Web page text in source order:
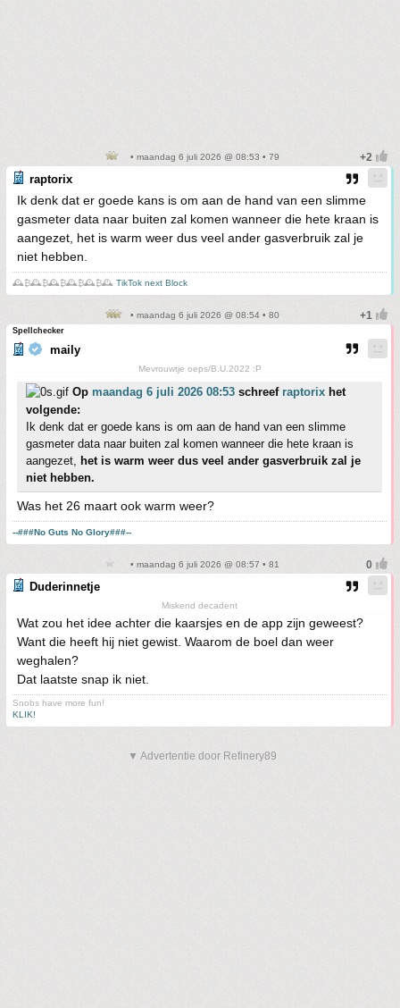
• maandag 6 juli 2026 @ 08:53 • 79
raptorix
Ik denk dat er goede kans is om aan de hand van een slimme
gasmeter data naar buiten zal komen wanneer die hete kraan is
aangezet, het is warm weer dus veel ander gasverbruik zal je
niet hebben.
🕰️₿🕰️₿🕰️₿🕰️₿🕰️₿🕰️ TikTok next Block
• maandag 6 juli 2026 @ 08:54 • 80
Spellchecker
maily
Mevrouwtje oeps/B.U.2022 :P
Op maandag 6 juli 2026 08:53 schreef raptorix het
volgende:
Ik denk dat er goede kans is om aan de hand van een slimme
gasmeter data naar buiten zal komen wanneer die hete kraan is
aangezet, het is warm weer dus veel ander gasverbruik zal je
niet hebben.
Was het 26 maart ook warm weer?
--###No Guts No Glory###--
• maandag 6 juli 2026 @ 08:57 • 81
Duderinnetje
Miskend decadent
Wat zou het idee achter die kaarsjes en de app zijn geweest?
Want die heeft hij niet gewist. Waarom de boel dan weer
weghalen?
Dat laatste snap ik niet.
Snobs have more fun!
KLIK!
▼ Advertentie door Refinery89